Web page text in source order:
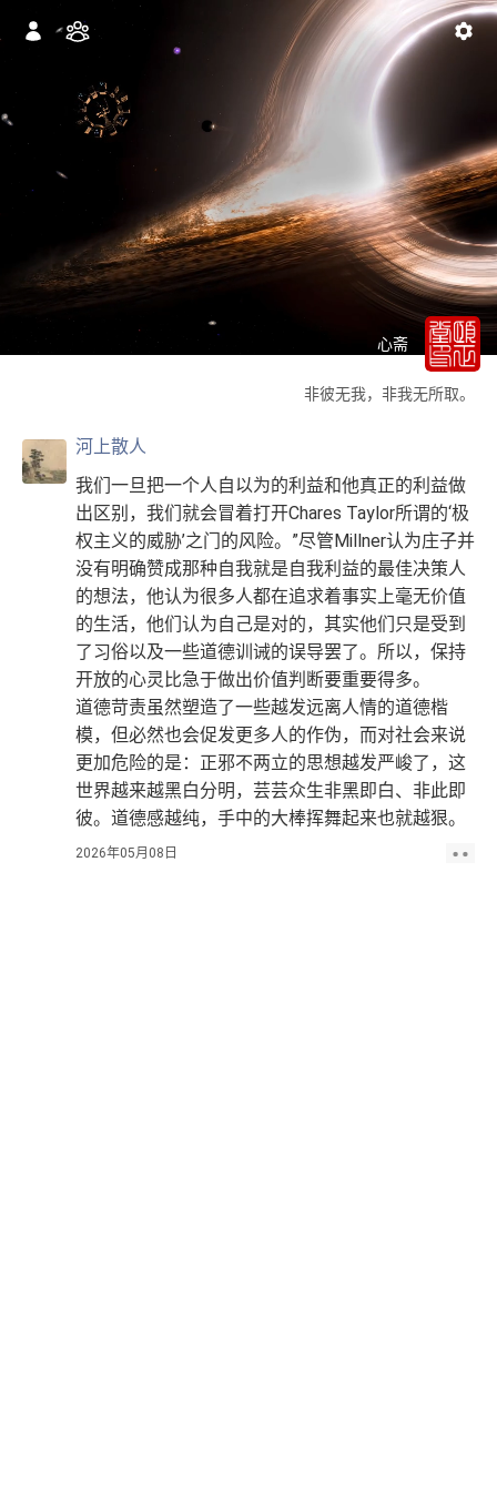
心斋
非彼无我，非我无所取。
河上散人
我们一旦把一个人自以为的利益和他真正的利益做
出区别，我们就会冒着打开Chares Taylor所谓的‘极
权主义的威胁’之门的风险。”尽管Millner认为庄子并
没有明确赞成那种自我就是自我利益的最佳决策人
的想法，他认为很多人都在追求着事实上毫无价值
的生活，他们认为自己是对的，其实他们只是受到
了习俗以及一些道德训诫的误导罢了。所以，保持
开放的心灵比急于做出价值判断要重要得多。
道德苛责虽然塑造了一些越发远离人情的道德楷
模，但必然也会促发更多人的作伪，而对社会来说
更加危险的是：正邪不两立的思想越发严峻了，这
世界越来越黑白分明，芸芸众生非黑即白、非此即
彼。道德感越纯，手中的大棒挥舞起来也就越狠。
2026年05月08日